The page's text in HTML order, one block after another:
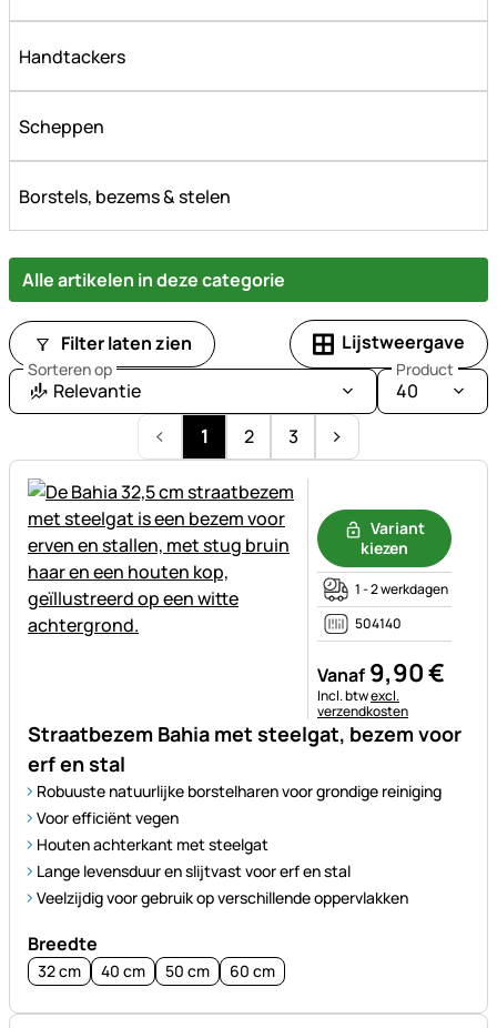
Handtackers
Scheppen
Borstels, bezems & stelen
Alle artikelen in deze categorie
Filter laten zien Lijstweergave
Sorteren op
Relevantie
Product
40
1
2 3
Straatbezem Bahia met steelgat, bezem voor
erf en stal
Robuuste natuurlijke borstelharen voor grondige reiniging
Voor efficiënt vegen
Houten achterkant met steelgat
Lange levensduur en slijtvast voor erf en stal
Veelzijdig voor gebruik op verschillende oppervlakken
Breedte
32 cm 40 cm 50 cm 60 cm
Variant
kiezen
1 - 2 werkdagen
504140
Vanaf 9,90€
Belastinginformatie:
Incl. btwexcl.
verzendkosten